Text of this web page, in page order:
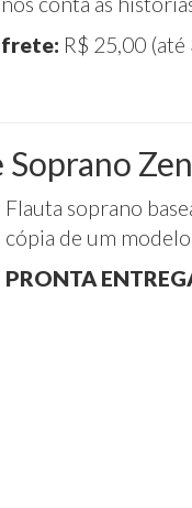
frete: R$ 25,00 (até
Soprano
Flauta soprano
cópia de um
PRONTA